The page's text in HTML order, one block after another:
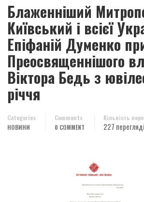
Блаженніший
Київський і всієї
Епіфаній Думенко
Преосвященнішого
Віктора Бедь з
річчя
Categories
НОВИНИ
Comments
0 COMMENT
Кількість
227